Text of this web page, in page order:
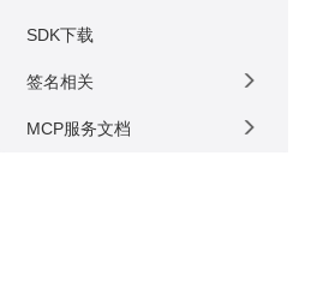
SDK下载
签名相关
MCP服务文档